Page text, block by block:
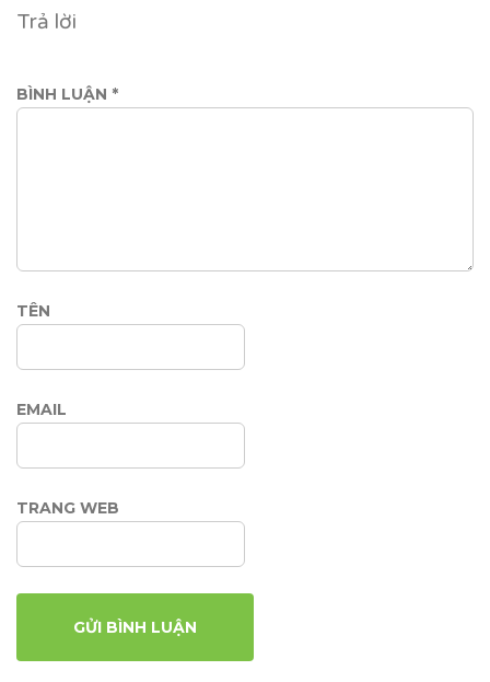
Trả lời
BÌNH LUẬN *
TÊN
EMAIL
TRANG WEB